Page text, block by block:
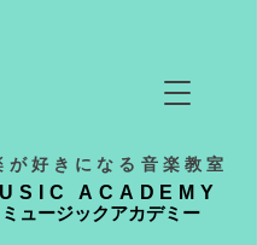
が好きになる音楽教室
ACADEMY
ュージックアカデミー